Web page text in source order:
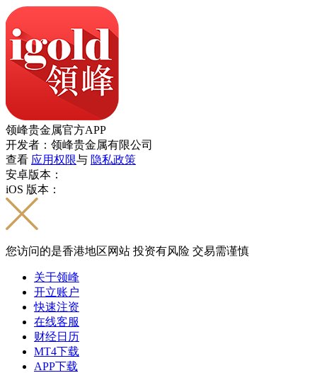
领峰贵金属官方APP
开发者：领峰贵金属有限公司
查看 应用权限与 隐私政策
安卓版本：
iOS 版本：
您访问的是香港地区网站 投资有风险 交易需谨慎
关于领峰
开立账户
快速注资
在线客服
财经日历
MT4下载
APP下载